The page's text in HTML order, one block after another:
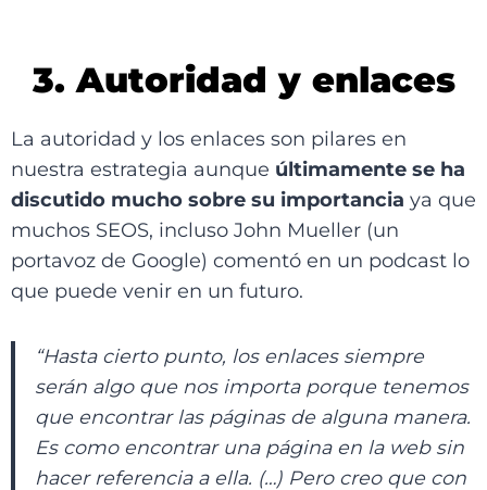
3. Autoridad y enlaces
La autoridad y los enlaces son pilares en
nuestra estrategia aunque últimamente se ha
discutido mucho sobre su importancia ya que
muchos SEOS, incluso John Mueller (un
portavoz de Google) comentó en un podcast lo
que puede venir en un futuro.
“Hasta cierto punto, los enlaces siempre
serán algo que nos importa porque tenemos
que encontrar las páginas de alguna manera.
Es como encontrar una página en la web sin
hacer referencia a ella. (…) Pero creo que con